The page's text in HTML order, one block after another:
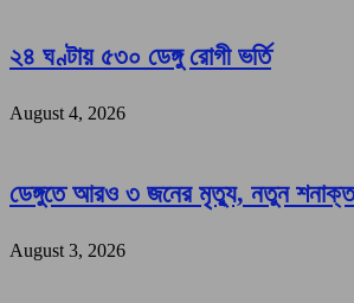
২৪ ঘণ্টায় ৫৩০ ডেঙ্গু রোগী ভর্তি
August 4, 2026
ডেঙ্গুতে আরও ৩ জনের মৃত্যু, নতুন
August 3, 2026